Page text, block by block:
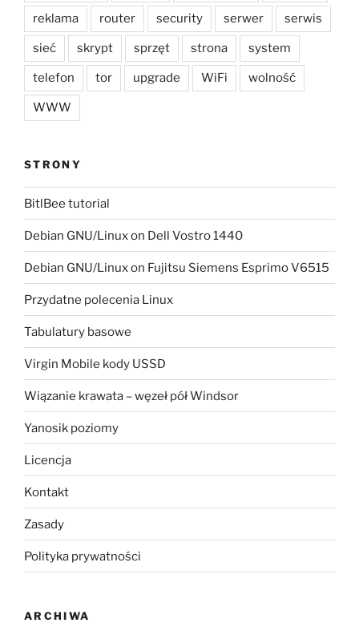
reklama router security serwer serwis
sieć skrypt sprzęt strona system
telefon tor upgrade WiFi wolność
WWW
STRONY
BitlBee tutorial
Debian GNU/Linux on Dell Vostro 1440
Debian GNU/Linux on Fujitsu Siemens Esprimo V6515
Przydatne polecenia Linux
Tabulatury basowe
Virgin Mobile kody USSD
Wiązanie krawata – węzeł pół Windsor
Yanosik poziomy
Licencja
Kontakt
Zasady
Polityka prywatności
ARCHIWA